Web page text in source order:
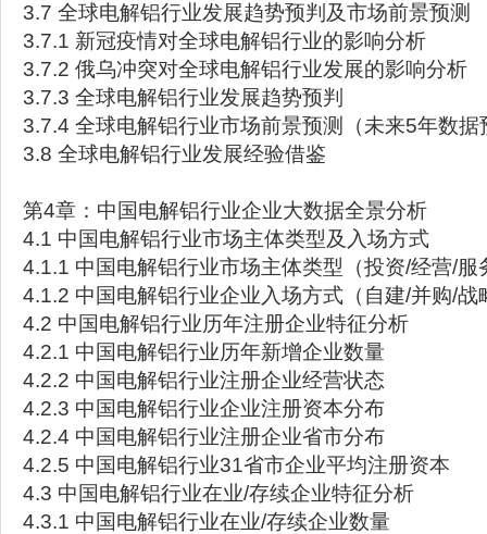
3.7 全球电解铝行业发展趋势预判及市场前景预测
3.7.1 新冠疫情对全球电解铝行业的影响分析
3.7.2 俄乌冲突对全球电解铝行业发展的影响分析
3.7.3 全球电解铝行业发展趋势预判
3.7.4 全球电解铝行业市场前景预测（未来5年数据
3.8 全球电解铝行业发展经验借鉴
第4章：中国电解铝行业企业大数据全景分析
4.1 中国电解铝行业市场主体类型及入场方式
4.1.1 中国电解铝行业市场主体类型（投资/经营/服
4.1.2 中国电解铝行业企业入场方式（自建/并购/战
4.2 中国电解铝行业历年注册企业特征分析
4.2.1 中国电解铝行业历年新增企业数量
4.2.2 中国电解铝行业注册企业经营状态
4.2.3 中国电解铝行业企业注册资本分布
4.2.4 中国电解铝行业注册企业省市分布
4.2.5 中国电解铝行业31省市企业平均注册资本
4.3 中国电解铝行业在业/存续企业特征分析
4.3.1 中国电解铝行业在业/存续企业数量